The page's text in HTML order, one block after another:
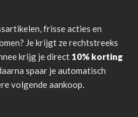
frisse acties en
Je krijgt ze rechtstreeks
krijg je direct 10% korting
spaar je automatisch
volgende aankoop.